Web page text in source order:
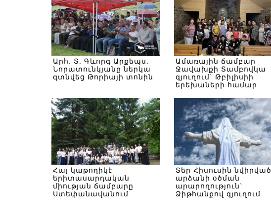
Արհ. Տ. Գևորգ Արքեպս.
Նորատունկյանը ներկա
գտնվեց Թորիայի տոնին
Ամառային ճամբար
Ջավախքի Տամբովկա
գյուղում` Թբիլիսիի
երեխաների համար
Հայ կաթողիկէ
երիտասարդական
միության ճամբարը
Ստեփանավանում
Տեր Հիսուսին նվիրված
արձանի օծման
արարողություն`
Ձիթհանքով գյուղում